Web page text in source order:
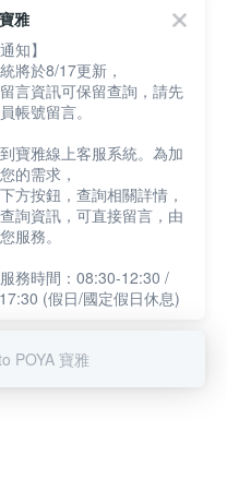
雅
知】
將於8/17更新，
言資訊可保留查詢，請先
帳號留言。
寶雅線上客服系統。為加
的需求，
方按鈕，查詢相關詳情，
詢資訊，可直接留言，由
服務。
務時間：08:30-12:30 /
(假日/國定假日休息)
POYA 寶雅